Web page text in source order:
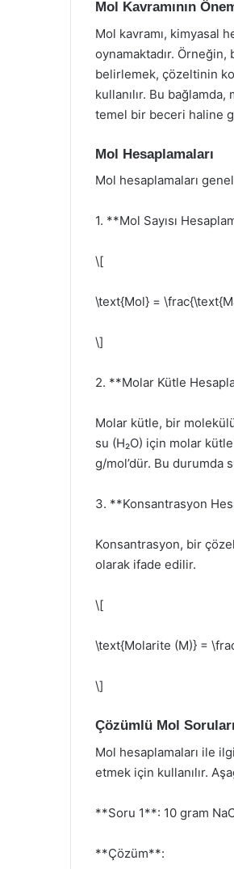
Mol Kavramının
Mol kavramı, kimyasal
oynamaktadır.
belirlemek, çözeltinin
kullanılır. Bu
temel bir beceri haline
Mol Hesaplamaları
Mol hesaplamaları
1. **Mol Sayısı
\[
\text{Mol} =
\]
2. **Molar Kütle
Molar kütle, bir
su (H₂O) için molar
g/mol’dür. Bu durumda
3. **Konsantrasyon
Konsantrasyon, bir
olarak ifade edilir.
\[
\text{Molarite (M)} =
\]
Çözümlü Mol Soruları
Mol hesaplamaları ile
etmek için kullanılır.
**Soru 1**: 10 gram
**Çözüm**: